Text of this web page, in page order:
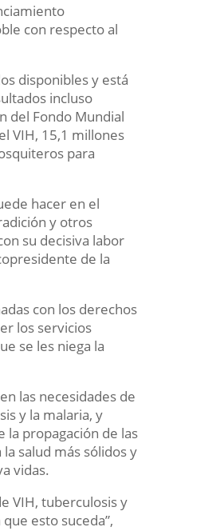
con respecto al
disponibles y está
incluso
del Fondo Mundial
VIH, 15,1 millones
para
hacer en el
y otros
su decisiva labor
de la
con los derechos
los servicios
se les niega la
las necesidades de
y la malaria, y
propagación de las
salud más sólidos y
vidas.
VIH, tuberculosis y
esto suceda”,